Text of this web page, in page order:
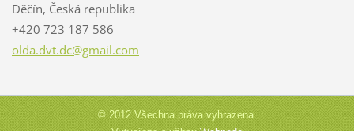
Děčín, Česká republika
+420 723 187 586
olda.dvt.dc@gmail.com
© 2012 Všechna práva vyhrazena.